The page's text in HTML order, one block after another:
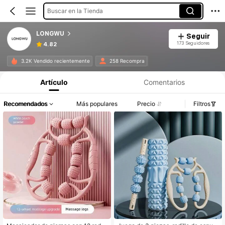
Buscar en la Tienda
LONGWU
4.82
Seguir
173 Seguidores
3.2K Vendido recientemente 258 Recompra
Artículo Comentarios
Recomendados Más populares Precio Filtros